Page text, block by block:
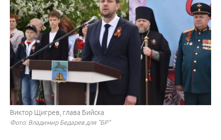
Виктор Щигрев, глава Бийска
Фото: Владимир Бедарев для "БР"